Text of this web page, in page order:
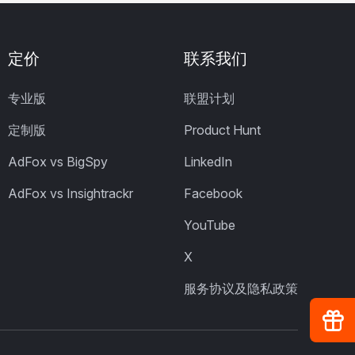
定价
专业版
定制版
AdFox vs BigSpy
AdFox vs Insightrackr
联系我们
联盟计划
Product Hunt
LinkedIn
Facebook
YouTube
X
服务协议及隐私政策